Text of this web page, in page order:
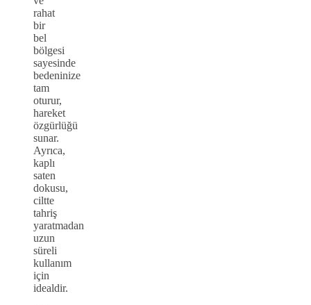
rahat
bir
bel
bölgesi
sayesinde
bedeninize
tam
oturur,
hareket
özgürlüğü
sunar.
Ayrıca,
kaplı
saten
dokusu,
ciltte
tahriş
yaratmadan
uzun
süreli
kullanım
için
idealdir.